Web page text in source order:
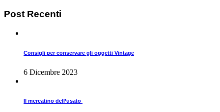
Post Recenti
Consigli per conservare gli oggetti Vintage
6 Dicembre 2023
Il mercatino dell’usato